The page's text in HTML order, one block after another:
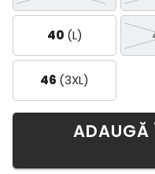
40 (L)
46 (3XL)
ADAUGĂ